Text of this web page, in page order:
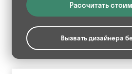
Рассчитать
Вызвать дизайнера